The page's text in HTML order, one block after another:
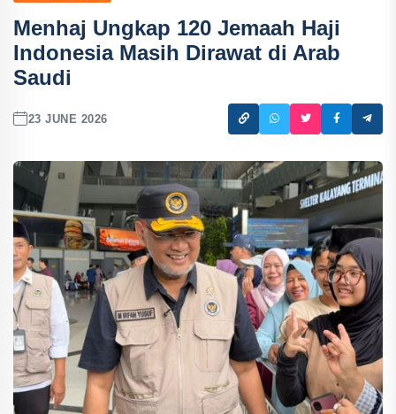
Menhaj Ungkap 120 Jemaah Haji
Indonesia Masih Dirawat di Arab
Saudi
23 JUNE 2026